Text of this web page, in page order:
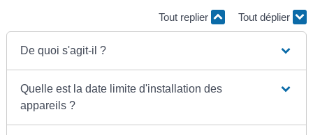
Tout replier Tout déplier
De quoi s'agit-il ?
Quelle est la date limite d'installation des
appareils ?